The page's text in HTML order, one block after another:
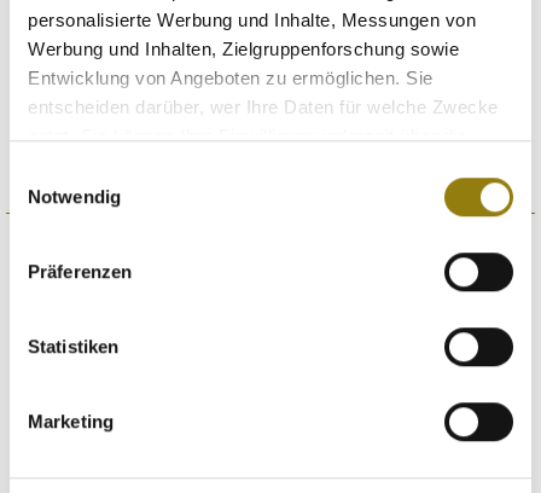
personalisierte Werbung und Inhalte, Messungen von
Werbung und Inhalten, Zielgruppenforschung sowie
Entwicklung von Angeboten zu ermöglichen. Sie
entscheiden darüber, wer Ihre Daten für welche Zwecke
nutzt. Sie können Ihre Einwilligung jederzeit über die
Trigger Symbol ändern oder widerrufen
Informationen über Ihre geografische Lage
können
bestimmten Merkmalen (Fingerprinting) identifizieren
Erfahren Sie mehr darüber, wie Ihre persönlichen Daten
Notwendig
Präferenzen
Statistiken
Marketing